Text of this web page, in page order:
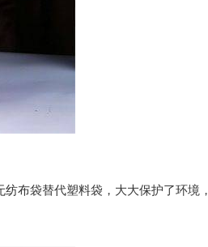
布袋替代塑料袋，大大保护了环境，